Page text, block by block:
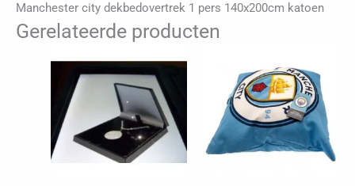
Manchester city dekbedovertrek 1 pers 140x200cm katoen
Gerelateerde producten